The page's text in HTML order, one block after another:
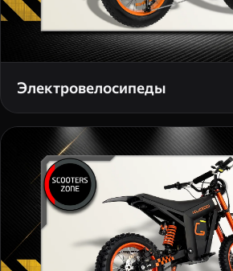
Электровелосипеды